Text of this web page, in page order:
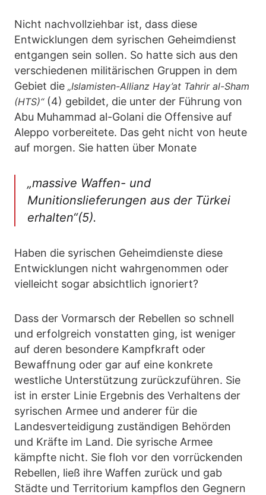
Nicht nachvollziehbar ist, dass diese
Entwicklungen dem syrischen Geheimdienst
entgangen sein sollen. So hatte sich aus den
verschiedenen militärischen Gruppen in dem
Gebiet die „Islamisten-Allianz Hay’at Tahrir al-Sham
(HTS)“(4) gebildet, die unter der Führung von
Abu Muhammad al-Golani die Offensive auf
Aleppo vorbereitete. Das geht nicht von heute
auf morgen. Sie hatten über Monate
„massive Waffen- und
Munitionslieferungen aus der Türkei
erhalten“(5).
Haben die syrischen Geheimdienste diese
Entwicklungen nicht wahrgenommen oder
vielleicht sogar absichtlich ignoriert?
Dass der Vormarsch der Rebellen so schnell
und erfolgreich vonstatten ging, ist weniger
auf deren besondere Kampfkraft oder
Bewaffnung oder gar auf eine konkrete
westliche Unterstützung zurückzuführen. Sie
ist in erster Linie Ergebnis des Verhaltens der
syrischen Armee und anderer für die
Landesverteidigung zuständigen Behörden
und Kräfte im Land. Die syrische Armee
kämpfte nicht. Sie floh vor den vorrückenden
Rebellen, ließ ihre Waffen zurück und gab
Städte und Territorium kampflos den Gegnern